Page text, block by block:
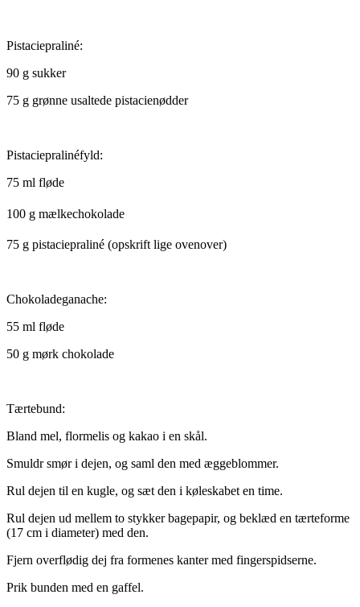
Pistaciepraliné:
90 g sukker
75 g grønne usaltede pistacienødder
Pistaciepralinéfyld:
75 ml fløde
100 g mælkechokolade
75 g pistaciepraliné (opskrift lige ovenover)
Chokoladeganache:
55 ml fløde
50 g mørk chokolade
Tærtebund:
Bland mel, flormelis og kakao i en skål.
Smuldr smør i dejen, og saml den med æggeblommer.
Rul dejen til en kugle, og sæt den i køleskabet en time.
Rul dejen ud mellem to stykker bagepapir, og beklæd en tærteforme
(17 cm i diameter) med den.
Fjern overflødig dej fra formenes kanter med fingerspidserne.
Prik bunden med en gaffel.